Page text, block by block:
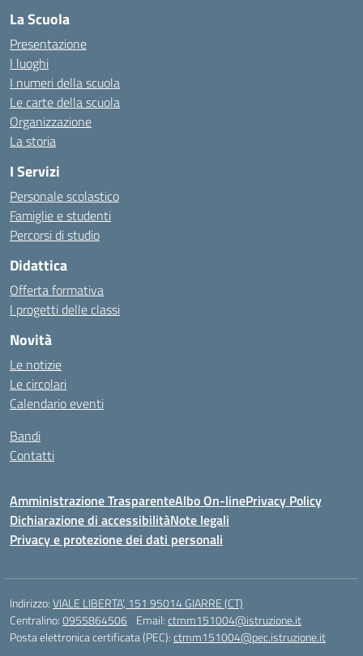
La Scuola
Presentazione
I luoghi
I numeri della scuola
Le carte della scuola
Organizzazione
La storia
I Servizi
Personale scolastico
Famiglie e studenti
Percorsi di studio
Didattica
Offerta formativa
I progetti delle classi
Novità
Le notizie
Le circolari
Calendario eventi
Bandi
Contatti
Amministrazione TrasparenteAlbo On-linePrivacy Policy
Dichiarazione di accessibilitàNote legali
Privacy e protezione dei dati personali
Indirizzo:VIALE LIBERTA’, 151 95014 GIARRE (CT)
Centralino:0955864506 Email:ctmm151004@istruzione.it
Posta elettronica certificata (PEC):ctmm151004@pec.istruzione.it